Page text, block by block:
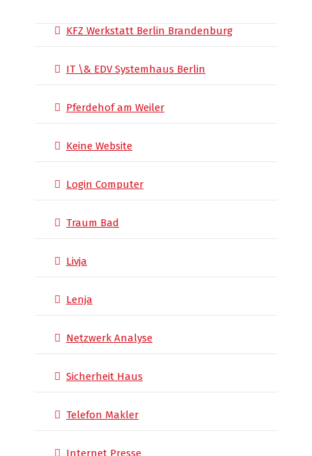
KFZ Werkstatt Berlin Brandenburg
IT \& EDV Systemhaus Berlin
Pferdehof am Weiler
Keine Website
Login Computer
Traum Bad
Livja
Lenja
Netzwerk Analyse
Sicherheit Haus
Telefon Makler
Internet Presse